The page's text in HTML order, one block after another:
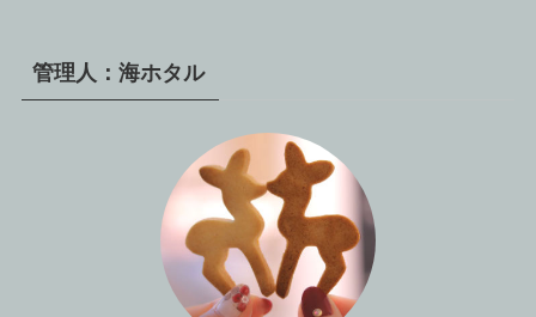
管理人：海ホタル